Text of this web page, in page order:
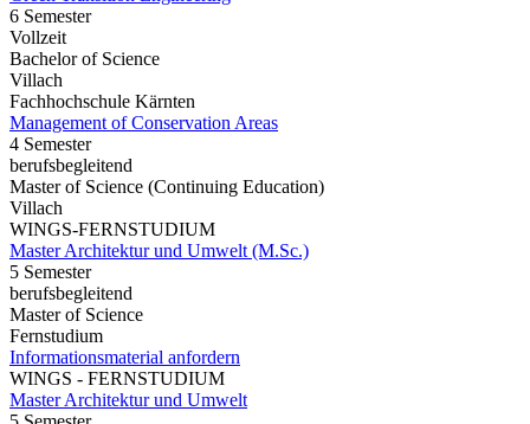
6 Semester
Vollzeit
Bachelor of Science
Villach
Fachhochschule Kärnten
Management of Conservation Areas
4 Semester
berufsbegleitend
Master of Science (Continuing Education)
Villach
WINGS-FERNSTUDIUM
Master Architektur und Umwelt (M.Sc.)
5 Semester
berufsbegleitend
Master of Science
Fernstudium
Informationsmaterial anfordern
WINGS - FERNSTUDIUM
Master Architektur und Umwelt